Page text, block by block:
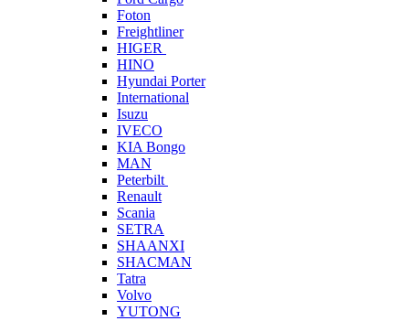
Foton
Freightliner
HIGER
HINO
Hyundai Porter
International
Isuzu
IVECO
KIA Bongo
MAN
Peterbilt
Renault
Scania
SETRA
SHAANXI
SHACMAN
Tatra
Volvo
YUTONG